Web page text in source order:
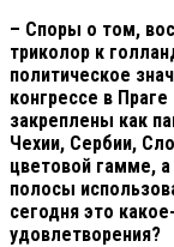
– Споры о том,
триколор к
политическое
конгрессе в
закреплены как
Чехии, Сербии,
цветовой гамме,
полосы
сегодня это
удовлетворения?